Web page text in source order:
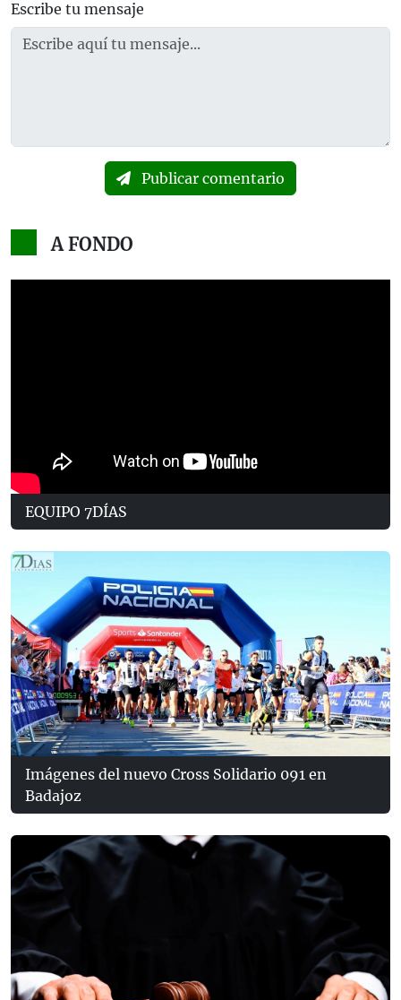
Escribe tu mensaje
Publicar comentario
A FONDO
EQUIPO 7DÍAS
Imágenes del nuevo Cross Solidario 091 en
Badajoz